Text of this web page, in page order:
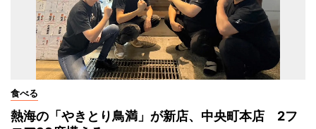
食べる
熱海の「やきとり鳥満」が新店、中央町本店 2フ